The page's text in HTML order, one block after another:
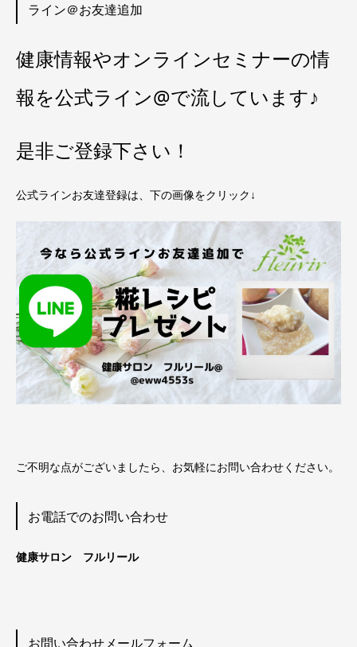
ライン＠お友達追加
健康情報やオンラインセミナーの情
報を公式ライン@で流しています♪
是非ご登録下さい！
公式ラインお友達登録は、下の画像をクリック↓
ご不明な点がございましたら、お気軽にお問い合わせください。
お電話でのお問い合わせ
健康サロン フルリール
お問い合わせメールフォーム